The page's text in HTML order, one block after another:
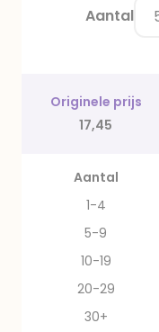
Aantal
Originele prijs
17,45
Aantal
1-4
5-9
10-19
20-29
30+